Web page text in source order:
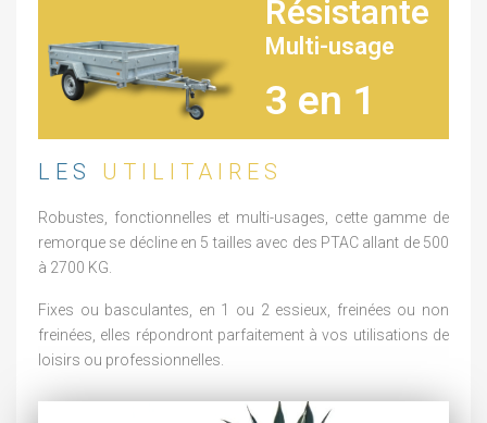
Résistante
Multi-usage
3 en 1
LES UTILITAIRES
Robustes, fonctionnelles et multi-usages, cette gamme de
remorque se décline en 5 tailles avec des PTAC allant de 500
à 2700 KG.
Fixes ou basculantes, en 1 ou 2 essieux, freinées ou non
freinées, elles répondront parfaitement à vos utilisations de
loisirs ou professionnelles.